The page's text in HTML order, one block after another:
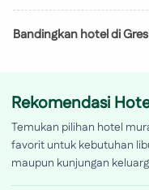
Bandingkan hotel di
Rekomendasi
Temukan pilihan hotel
favorit untuk kebutuhan
maupun kunjungan